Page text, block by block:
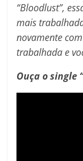
“Bloodlust”,
mais
novamente
trabalhada e
Ouça o single